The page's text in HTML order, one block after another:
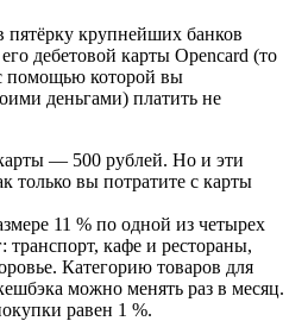
крупнейших банков
его дебетовой карты Opencard (то
помощью которой вы
деньгами) платить не
— 500 рублей. Но и эти
только вы потратите с карты
11 % по одной из четырех
транспорт, кафе и рестораны,
Категорию товаров для
можно менять раз в месяц.
равен 1 %.